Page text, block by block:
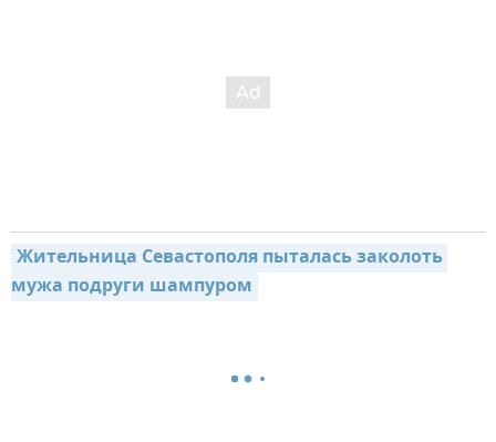
Жительница Севастополя пыталась заколоть
мужа подруги шампуром